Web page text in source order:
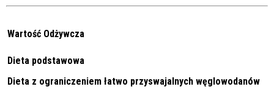
Wartość Odżywcza
Dieta podstawowa
Dieta z ograniczeniem łatwo przyswajalnych węglowodanów